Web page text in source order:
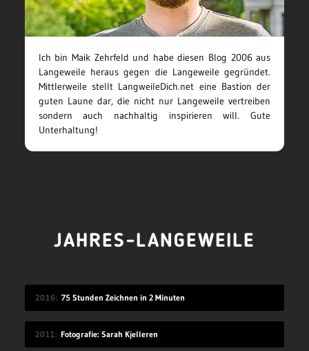
Ich bin Maik Zehrfeld und habe diesen Blog 2006 aus
Langeweile heraus gegen die Langeweile gegründet.
Mittlerweile stellt LangweileDich.net eine Bastion der
guten Laune dar, die nicht nur Langeweile vertreiben
sondern auch nachhaltig inspirieren will. Gute
Unterhaltung!
JAHRES-LANGEWEILE
2016 75 Stunden Zeichnen in 2 Minuten
2011 Fotografie: Sarah Kjelleren